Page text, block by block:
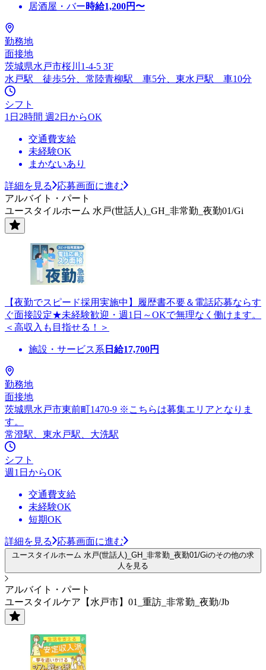
居酒屋・バー時給1,200円〜
勤務地
面接地
茨城県水戸市桜川1-4-5 3F
水戸駅 徒歩5分、常陸青柳駅 車5分、東水戸駅 車10分
シフト
1日2時間 週2日からOK
交通費支給
未経験OK
まかないあり
詳細を見る
応募画面に進む
アルバイト・パート
ユースタイルホーム 水戸(世話人)_GH_非常勤_夜勤01/Gi
【夜勤でスピード採用実施中】履歴書不要＆電話応募ならす
ぐ面接設定★未経験歓迎・週1日～OKで無理なく働けます。
＜高収入も目指せる！＞
施設・サービス系 日給17,700円
勤務地
面接地
茨城県水戸市東前町1470-9 ※こちらは募集エリアとなりま
す。
常澄駅、東水戸駅、大洗駅
シフト
週1日からOK
交通費支給
未経験OK
短期OK
詳細を見る 応募画面に進む
ユースタイルホーム 水戸(世話人)_GH_非常勤_夜勤01/Giのその他の求
人を見る
アルバイト・パート
ユースタイルケア【水戸市】01_重訪_非常勤_夜勤/Jb